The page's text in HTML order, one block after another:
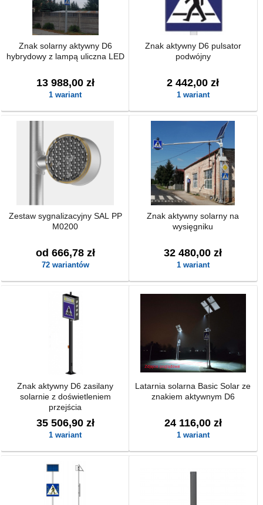
Znak solarny aktywny D6
hybrydowy z lampą uliczna LED
13 988,00 zł
1 wariant
Znak aktywny D6 pulsator
podwójny
2 442,00 zł
1 wariant
Zestaw sygnalizacyjny SAL PP
M0200
od 666,78 zł
72 wariantów
Znak aktywny solarny na
wysięgniku
32 480,00 zł
1 wariant
Znak aktywny D6 zasilany
solarnie z doświetleniem
przejścia
35 506,90 zł
1 wariant
Latarnia solarna Basic Solar ze
znakiem aktywnym D6
24 116,00 zł
1 wariant